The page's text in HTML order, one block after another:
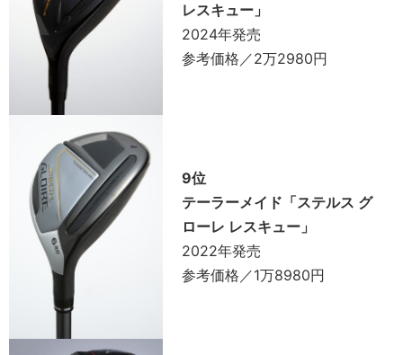
レスキュー」
2024年発売
参考価格／2万2980円
9位
テーラーメイド「ステルス グ
ローレ レスキュー」
2022年発売
参考価格／1万8980円